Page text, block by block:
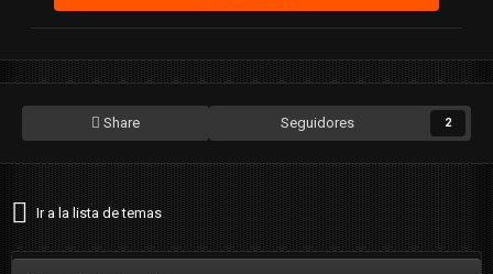
Share Seguidores 2
Ir a la lista de temas